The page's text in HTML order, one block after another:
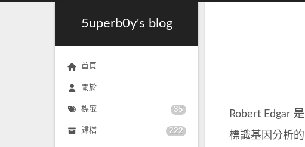
5uperb0y's blog
首頁
關於
標籤 35
歸檔 222
Robert Edgar
標識基因分析